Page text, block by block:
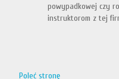
powypadkowej czy
instruktorom z tej
Poleć stronę